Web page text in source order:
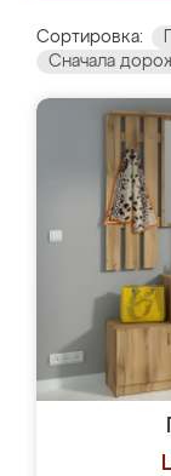
Сортировка:
Сначала